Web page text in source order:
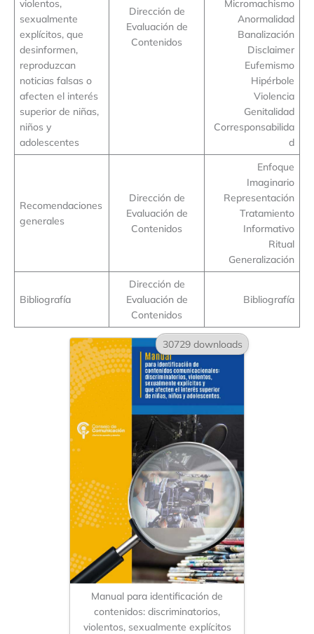
violentos,
sexualmente
explícitos, que
desinformen,
reproduzcan
noticias falsas o
afecten el interés
superior de niñas,
niños y
adolescentes
Dirección de
Evaluación de
Contenidos
Micromachismo
Anormalidad
Banalización
Disclaimer
Eufemismo
Hipérbole
Violencia
Genitalidad
Corresponsabilida
d
Recomendaciones
generales
Dirección de
Evaluación de
Contenidos
Enfoque
Imaginario
Representación
Tratamiento
Informativo
Ritual
Generalización
Bibliografía
Dirección de
Evaluación de
Contenidos
Bibliografía
30729 downloads
Manual para identificación de
contenidos: discriminatorios,
violentos, sexualmente explícitos